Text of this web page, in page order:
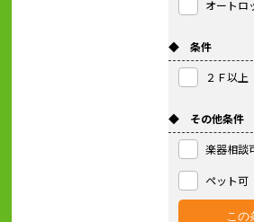
オートロ
◆ 条件
２Ｆ以上
◆ その他条件
楽器相談
ペット可